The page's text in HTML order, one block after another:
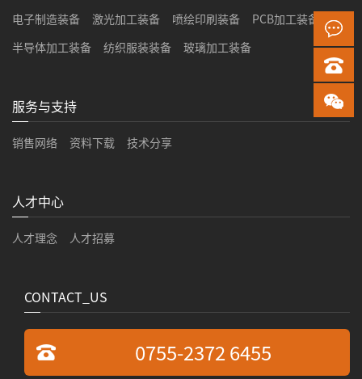
电子制造装备 激光加工装备 喷绘印刷装备
PCB加工装备
半导体加工装备
纺织服装装备 玻璃加工装备
服务与支持
销售网络 资料下载 技术分享
人才中心
人才理念 人才招募
CONTACT_US
0755-2372 6455